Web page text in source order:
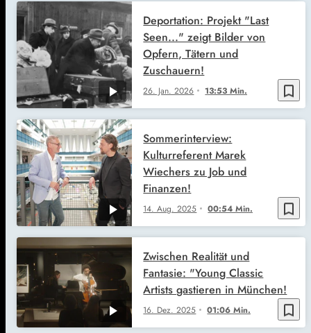
bookmark_border
26. Jan. 2026 13:53 Min.
Deportation: Projekt "Last
Seen..." zeigt Bilder von
Opfern, Tätern und
Zuschauern!
bookmark_border
14. Aug. 2025 00:54 Min.
Sommerinterview:
Kulturreferent Marek
Wiechers zu Job und
Finanzen!
bookmark_border
16. Dez. 2025 01:06 Min.
Zwischen Realität und
Fantasie: "Young Classic
Artists gastieren in München!